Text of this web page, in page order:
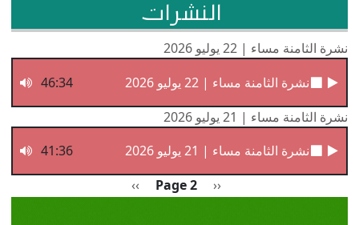
النشرات
نشرة الثامنة مساء | 22 يوليو 2026
نشرة الثامنة مساء | 22 يوليو 2026
46:34
نشرة الثامنة مساء | 21 يوليو 2026
نشرة الثامنة مساء | 21 يوليو 2026
41:36
Previous page
‹‹
Page 2 الصفحة التالية
››